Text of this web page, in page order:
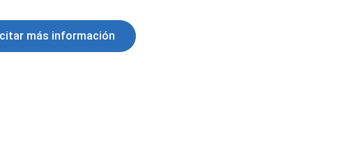
más información